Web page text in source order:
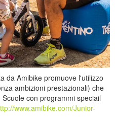
da Amibike promuove l'utilizzo
ambizioni prestazionali) che
con programmi speciail
www.amibike.com/Junior-